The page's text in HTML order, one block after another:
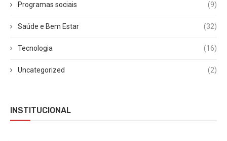
Programas sociais (9)
Saúde e Bem Estar (32)
Tecnologia (16)
Uncategorized (2)
INSTITUCIONAL